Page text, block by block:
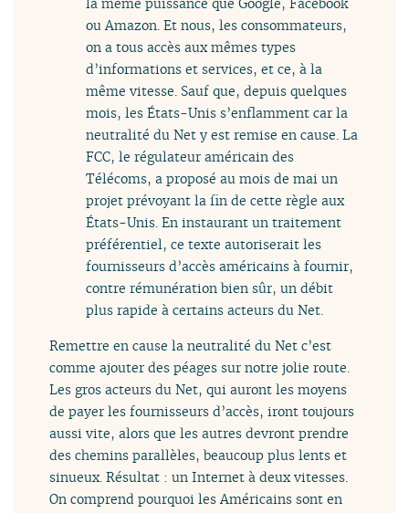
ou Amazon. Et nous, les consommateurs,
on a tous accès aux mêmes types
d’informations et services, et ce, à la
même vitesse. Sauf que, depuis quelques
mois, les États-Unis s’enflamment car la
neutralité du Net y est remise en cause. La
FCC, le régulateur américain des
Télécoms, a proposé au mois de mai un
projet prévoyant la fin de cette règle aux
États-Unis. En instaurant un traitement
préférentiel, ce texte autoriserait les
fournisseurs d’accès américains à fournir,
contre rémunération bien sûr, un débit
plus rapide à certains acteurs du Net.
Remettre en cause la neutralité du Net c’est
comme ajouter des péages sur notre jolie route.
Les gros acteurs du Net, qui auront les moyens
de payer les fournisseurs d’accès, iront toujours
aussi vite, alors que les autres devront prendre
des chemins parallèles, beaucoup plus lents et
sinueux. Résultat : un Internet à deux vitesses.
On comprend pourquoi les Américains sont en